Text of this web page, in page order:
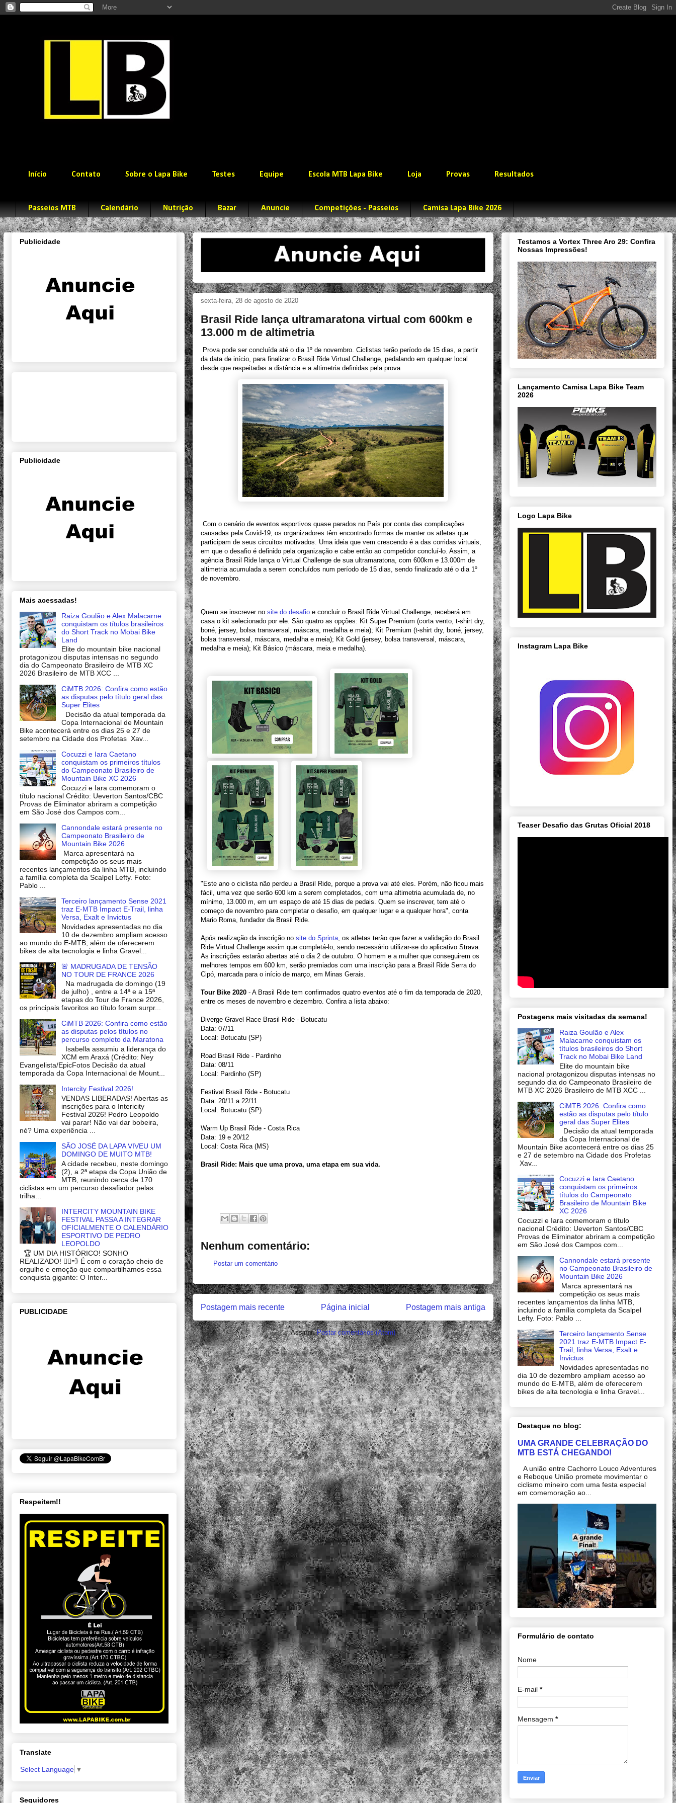
Início Contato Sobre o Lapa Bike Testes Equipe Escola MTB Lapa Bike Loja Provas Resultados
Passeios MTB Calendário Nutrição Bazar Anuncie Competições - Passeios Camisa Lapa Bike 2026
sexta-feira, 28 de agosto de 2020
Brasil Ride lança ultramaratona virtual com 600km e
13.000 m de altimetria
Prova pode ser concluída até o dia 1º de novembro. Ciclistas terão período de 15 dias, a partir
da data de início, para finalizar o Brasil Ride Virtual Challenge, pedalando em qualquer local
desde que respeitadas a distância e a altimetria definidas pela prova
Com o cenário de eventos esportivos quase parados no País por conta das complicações
causadas pela Covid-19, os organizadores têm encontrado formas de manter os atletas que
participam de seus circuitos motivados. Uma ideia que vem crescendo é a das corridas virtuais,
em que o desafio é definido pela organização e cabe então ao competidor concluí-lo. Assim, a
agência Brasil Ride lança o Virtual Challenge de sua ultramaratona, com 600km e 13.000m de
altimetria acumulada a serem concluídos num período de 15 dias, sendo finalizado até o dia 1º
de novembro.
Quem se inscrever no site do desafio e concluir o Brasil Ride Virtual Challenge, receberá em
casa o kit selecionado por ele. São quatro as opções: Kit Super Premium (corta vento, t-shirt dry,
boné, jersey, bolsa transversal, máscara, medalha e meia); Kit Premium (t-shirt dry, boné, jersey,
bolsa transversal, máscara, medalha e meia); Kit Gold (jersey, bolsa transversal, máscara,
medalha e meia); Kit Básico (máscara, meia e medalha).
"Este ano o ciclista não perdeu a Brasil Ride, porque a prova vai até eles. Porém, não ficou mais
fácil, uma vez que serão 600 km a serem completados, com uma altimetria acumulada de, no
mínimo, 13.000 m, em um espaço de até 15 dias de pedais. Quem se inscrever, tem até o
começo de novembro para completar o desafio, em qualquer lugar e a qualquer hora", conta
Mario Roma, fundador da Brasil Ride.
Após realização da inscrição no site do Sprinta, os atletas terão que fazer a validação do Brasil
Ride Virtual Challenge assim que completá-lo, sendo necessário utilizar-se do aplicativo Strava.
As inscrições estarão abertas até o dia 2 de outubro. O homem e a mulher que conseguirem os
melhores tempos em 600 km, serão premiados com uma inscrição para a Brasil Ride Serra do
Cipó, marcada para o início de março, em Minas Gerais.
Tour Bike 2020 - A Brasil Ride tem confirmados quatro eventos até o fim da temporada de 2020,
entre os meses de novembro e dezembro. Confira a lista abaixo:
Diverge Gravel Race Brasil Ride - Botucatu
Data: 07/11
Local: Botucatu (SP)
Road Brasil Ride - Pardinho
Data: 08/11
Local: Pardinho (SP)
Festival Brasil Ride - Botucatu
Data: 20/11 a 22/11
Local: Botucatu (SP)
Warm Up Brasil Ride - Costa Rica
Data: 19 e 20/12
Local: Costa Rica (MS)
Brasil Ride: Mais que uma prova, uma etapa em sua vida.
Nenhum comentário:
Postar um comentário
Postagem mais recente Postagem mais antiga
Página inicial
Assinar:Postar comentários (Atom)
Publicidade
Publicidade
Mais acessadas!
Raiza Goulão e Alex Malacarne
conquistam os títulos brasileiros
do Short Track no Mobai Bike
Land
Elite do mountain bike nacional
protagonizou disputas intensas no segundo
dia do Campeonato Brasileiro de MTB XC
2026 Brasileiro de MTB XCC ...
CiMTB 2026: Confira como estão
as disputas pelo título geral das
Super Elites
Decisão da atual temporada da
Copa Internacional de Mountain
Bike acontecerá entre os dias 25 e 27 de
setembro na Cidade dos Profetas Xav...
Cocuzzi e Iara Caetano
conquistam os primeiros títulos
do Campeonato Brasileiro de
Mountain Bike XC 2026
Cocuzzi e Iara comemoram o
título nacional Crédito: Ueverton Santos/CBC
Provas de Eliminator abriram a competição
em São José dos Campos com...
Cannondale estará presente no
Campeonato Brasileiro de
Mountain Bike 2026
Marca apresentará na
competição os seus mais
recentes lançamentos da linha MTB, incluindo
a família completa da Scalpel Lefty. Foto:
Pablo ...
Terceiro lançamento Sense 2021
traz E-MTB Impact E-Trail, linha
Versa, Exalt e Invictus
Novidades apresentadas no dia
10 de dezembro ampliam acesso
ao mundo do E-MTB, além de oferecerem
bikes de alta tecnologia e linha Gravel...
🚨 MADRUGADA DE TENSÃO
NO TOUR DE FRANCE 2026
Na madrugada de domingo (19
de julho) , entre a 14ª e a 15ª
etapas do Tour de France 2026,
os principais favoritos ao título foram surpr...
CiMTB 2026: Confira como estão
as disputas pelos títulos no
percurso completo da Maratona
Isabella assumiu a liderança do
XCM em Araxá (Crédito: Ney
Evangelista/EpicFotos Decisão da atual
temporada da Copa Internacional de Mount...
Intercity Festival 2026!
VENDAS LIBERADAS! Abertas as
inscrições para o Intericity
Festival 2026! Pedro Leopoldo
vai parar! Não vai dar bobeira,
né? Uma experiência ...
SÃO JOSÉ DA LAPA VIVEU UM
DOMINGO DE MUITO MTB!
A cidade recebeu, neste domingo
(2), a 2ª etapa da Copa União de
MTB, reunindo cerca de 170
ciclistas em um percurso desafiador pelas
trilha...
INTERCITY MOUNTAIN BIKE
FESTIVAL PASSA A INTEGRAR
OFICIALMENTE O CALENDÁRIO
ESPORTIVO DE PEDRO
LEOPOLDO
🏆 UM DIA HISTÓRICO! SONHO
REALIZADO! 🚴‍♂️💨 É com o coração cheio de
orgulho e emoção que compartilhamos essa
conquista gigante: O Inter...
PUBLICIDADE
Respeitem!!
Translate
Select Language ▼
Seguidores
Testamos a Vortex Three Aro 29: Confira
Nossas Impressões!
Lançamento Camisa Lapa Bike Team
2026
Logo Lapa Bike
Instagram Lapa Bike
Teaser Desafio das Grutas Oficial 2018
Postagens mais visitadas da semana!
Raiza Goulão e Alex
Malacarne conquistam os
títulos brasileiros do Short
Track no Mobai Bike Land
Elite do mountain bike
nacional protagonizou disputas intensas no
segundo dia do Campeonato Brasileiro de
MTB XC 2026 Brasileiro de MTB XCC ...
CiMTB 2026: Confira como
estão as disputas pelo título
geral das Super Elites
Decisão da atual temporada
da Copa Internacional de
Mountain Bike acontecerá entre os dias 25
e 27 de setembro na Cidade dos Profetas
Xav...
Cocuzzi e Iara Caetano
conquistam os primeiros
títulos do Campeonato
Brasileiro de Mountain Bike
XC 2026
Cocuzzi e Iara comemoram o título
nacional Crédito: Ueverton Santos/CBC
Provas de Eliminator abriram a competição
em São José dos Campos com...
Cannondale estará presente
no Campeonato Brasileiro de
Mountain Bike 2026
Marca apresentará na
competição os seus mais
recentes lançamentos da linha MTB,
incluindo a família completa da Scalpel
Lefty. Foto: Pablo ...
Terceiro lançamento Sense
2021 traz E-MTB Impact E-
Trail, linha Versa, Exalt e
Invictus
Novidades apresentadas no
dia 10 de dezembro ampliam acesso ao
mundo do E-MTB, além de oferecerem
bikes de alta tecnologia e linha Gravel...
Destaque no blog:
UMA GRANDE CELEBRAÇÃO DO
MTB ESTÁ CHEGANDO!
A união entre Cachorro Louco Adventures
e Reboque União promete movimentar o
ciclismo mineiro com uma festa especial
em comemoração ao...
Formulário de contato
Nome
E-mail *
Mensagem *